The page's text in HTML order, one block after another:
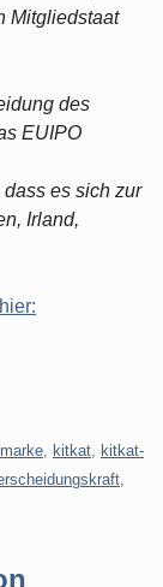
Mitgliedstaat
des
EUIPO
es sich zur
Irland,
hier:
kitkat
kitkat-